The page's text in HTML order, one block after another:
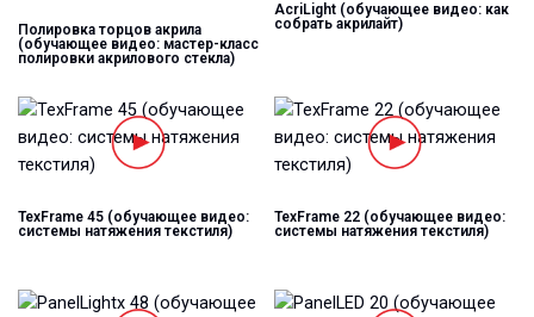
Полировка торцов акрила
(обучающее видео: мастер-класс
полировки акрилового стекла)
AcriLight (обучающее видео: как
собрать акрилайт)
TexFrame 45 (обучающее видео:
системы натяжения текстиля)
TexFrame 22 (обучающее видео:
системы натяжения текстиля)